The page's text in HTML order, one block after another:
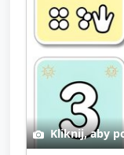
Kliknij, aby